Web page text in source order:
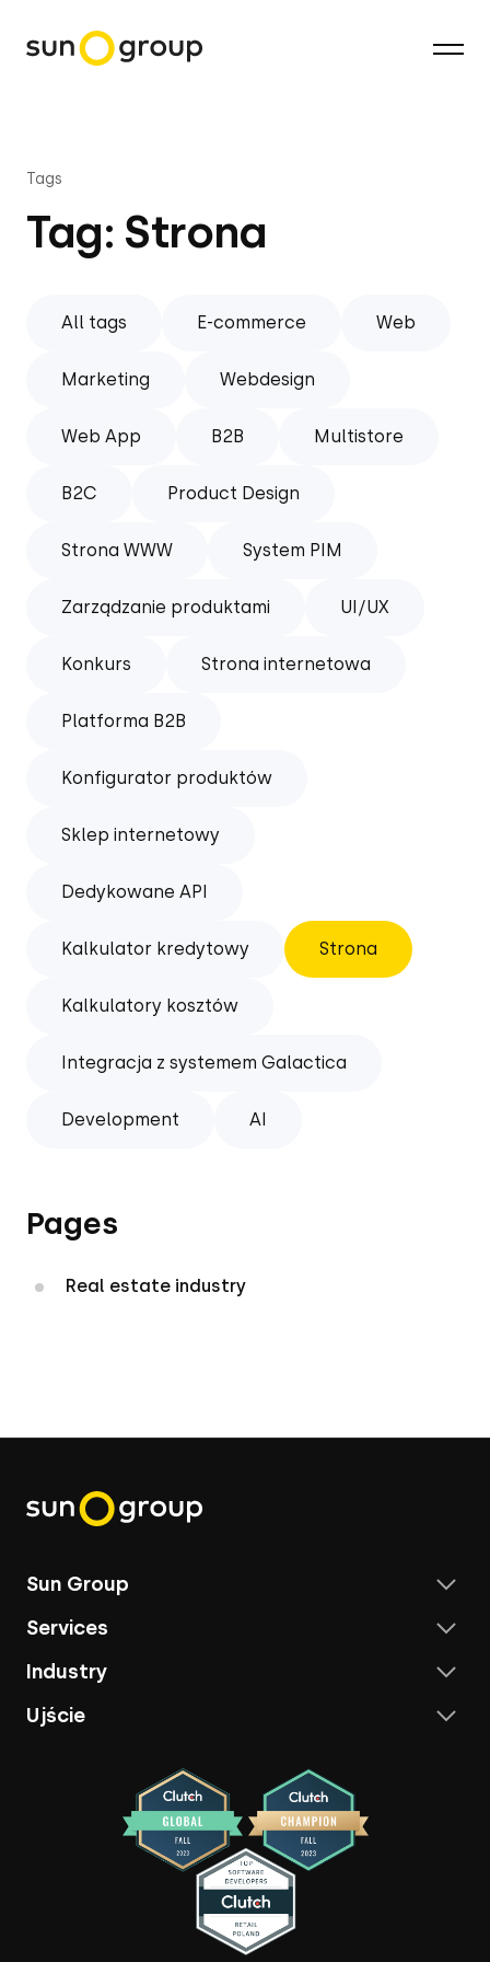
Tags
Tag: Strona
All tags E-commerce Web
Marketing Webdesign
Web App B2B Multistore
B2C Product Design
Strona WWW System PIM
Zarządzanie produktami UI/UX
Konkurs Strona internetowa
Platforma B2B
Konfigurator produktów
Sklep internetowy
Dedykowane API
Kalkulator kredytowy Strona
Kalkulatory kosztów
Integracja z systemem Galactica
Development AI
Pages
Real estate industry
Sun Group
Services
Industry
Ujście